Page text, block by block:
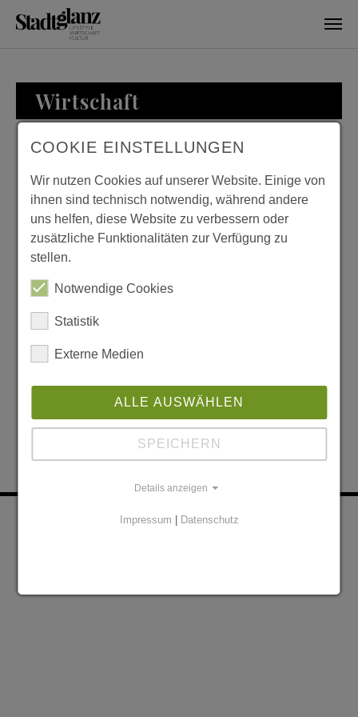
Wirtschaft
WIRTSCHAFT
KURTH MANUFAKTUR
FÜR WOHNKULTUR
KONTAKT
COOKIE EINSTELLUNGEN
Wir nutzen Cookies auf unserer Website. Einige von
ihnen sind technisch notwendig, während andere
uns helfen, diese Website zu verbessern oder
zusätzliche Funktionalitäten zur Verfügung zu
stellen.
Notwendige Cookies
Statistik
Externe Medien
ALLE AUSWÄHLEN
SPEICHERN
Details anzeigen
Impressum Datenschutz